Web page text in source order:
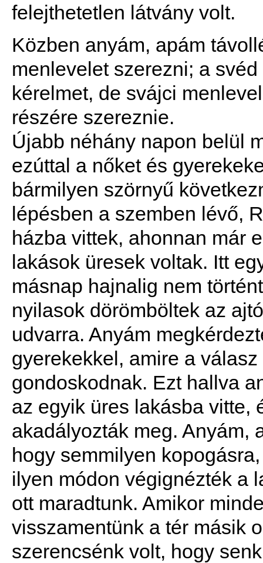
felejthetetlen látvány volt.
Közben anyám, apám
menlevelet szerezni; a
kérelmet, de svájci
részére szereznie.
Újabb néhány napon belül
ezúttal a nőket és
bármilyen szörnyű
lépésben a szemben lévő,
házba vittek, ahonnan már
lakások üresek voltak. Itt
másnap hajnalig nem
nyilasok dörömböltek az
udvarra. Anyám
gyerekekkel, amire a
gondoskodnak. Ezt hallva
az egyik üres lakásba vitte,
akadályozták meg. Anyám,
hogy semmilyen
ilyen módon végignézték a
ott maradtunk. Amikor
visszamentünk a tér másik
szerencsénk volt, hogy